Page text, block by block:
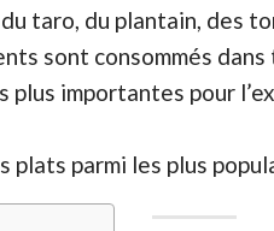
taro, du plantain, des
sont consommés dans
plus importantes pour
plats parmi les plus